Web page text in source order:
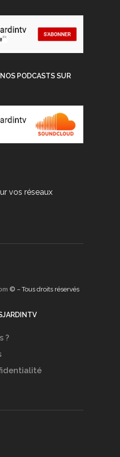
PODCASTS SUR
vos réseaux
© – Tous droits réservés
?